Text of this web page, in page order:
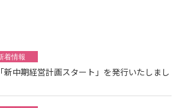
新中期経営計画スタート」を発行いたしまし